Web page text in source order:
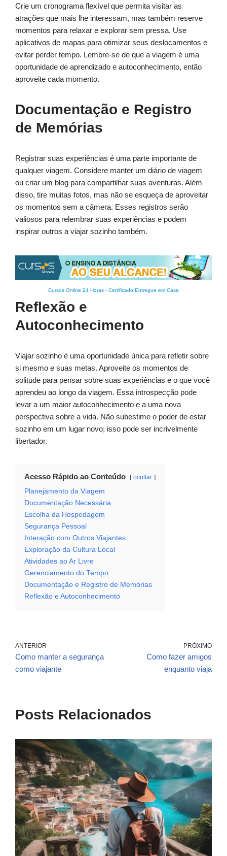
Crie um cronograma flexível que permita visitar as
atrações que mais lhe interessam, mas também reserve
momentos para relaxar e explorar sem pressa. Use
aplicativos de mapas para otimizar seus deslocamentos e
evitar perder tempo. Lembre-se de que a viagem é uma
oportunidade de aprendizado e autoconhecimento, então
aproveite cada momento.
Documentação e Registro
de Memórias
Registrar suas experiências é uma parte importante de
qualquer viagem. Considere manter um diário de viagem
ou criar um blog para compartilhar suas aventuras. Além
disso, tire muitas fotos, mas não se esqueça de aproveitar
os momentos sem a câmera. Esses registros serão
valiosos para relembrar suas experiências e podem
inspirar outros a viajar sozinho também.
Cursos Online 24 Horas - Certificado Entregue em Casa
Reflexão e
Autoconhecimento
Viajar sozinho é uma oportunidade única para refletir sobre
si mesmo e suas metas. Aproveite os momentos de
solitude para pensar sobre suas experiências e o que você
aprendeu ao longo da viagem. Essa introspecção pode
levar a um maior autoconhecimento e a uma nova
perspectiva sobre a vida. Não subestime o poder de estar
sozinho em um lugar novo; isso pode ser incrivelmente
libertador.
Acesso Rápido ao Conteúdo ocultar
Planejamento da Viagem
Documentação Necessária
Escolha da Hospedagem
Segurança Pessoal
Interação com Outros Viajantes
Exploração da Cultura Local
Atividades ao Ar Livre
Gerenciamento do Tempo
Documentação e Registro de Memórias
Reflexão e Autoconhecimento
ANTERIOR
Como manter a segurança
como viajante
PRÓXIMO
Como fazer amigos
enquanto viaja
Posts Relacionados